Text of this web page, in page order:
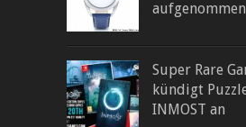
aufgenommen
Super Rare
kündigt
INMOST an